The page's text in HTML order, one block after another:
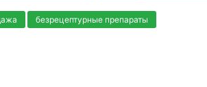
безрецептурные препараты